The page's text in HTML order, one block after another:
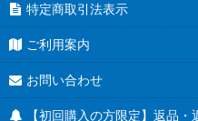
特定商取引法表示
ご利用案内
お問い合わせ
【初回購入の方限定】返品